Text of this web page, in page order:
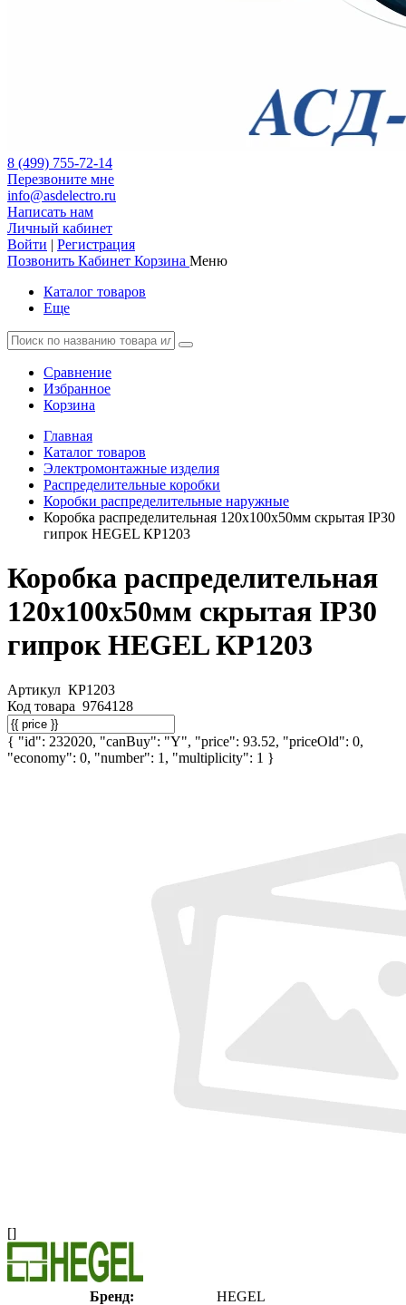
8 (499) 755-72-14
Перезвоните мне
info@asdelectro.ru
Написать нам
Личный кабинет
Войти | Регистрация
Позвонить Кабинет Корзина Меню
Каталог товаров
Еще
Сравнение
Избранное
Корзина
Главная
Каталог товаров
Электромонтажные изделия
Распределительные коробки
Коробки распределительные наружные
Коробка распределительная 120х100х50мм скрытая IP30
гипрок HEGEL КР1203
Коробка распределительная
120х100х50мм скрытая IP30
гипрок HEGEL КР1203
Артикул КР1203
Код товара 9764128
{ "id": 232020, "canBuy": "Y", "price": 93.52, "priceOld": 0,
"economy": 0, "number": 1, "multiplicity": 1 }
[]
Бренд:
HEGEL